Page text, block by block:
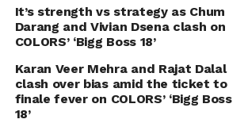
It’s strength vs strategy as Chum
Darang and Vivian Dsena clash on
COLORS’ ‘Bigg Boss 18’
Karan Veer Mehra and Rajat Dalal
clash over bias amid the ticket to
finale fever on COLORS’ ‘Bigg Boss
18’